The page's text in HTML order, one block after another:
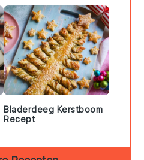
Bladerdeeg Kerstboom
Recept